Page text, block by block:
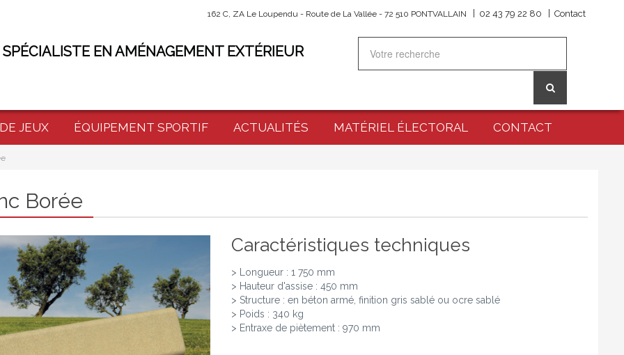
162 C, ZA Le Loupendu - Route de La Vallée - 72 510 PONTVALLAIN 02 43 79 22 80 Contact
EN AMÉNAGEMENT EXTÉRIEUR
JEUX ÉQUIPEMENT SPORTIF ACTUALITÉS MATÉRIEL ÉLECTORAL CONTACT
Borée
Caractéristiques techniques
> Longueur : 1 750 mm
> Hauteur d'assise : 450 mm
> Structure : en béton armé, finition gris sablé ou ocre sablé
> Poids : 340 kg
> Entraxe de piètement : 970 mm